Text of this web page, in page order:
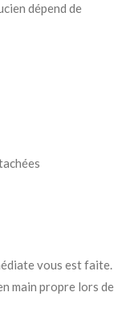
dépend de
vous est faite.
main propre lors de